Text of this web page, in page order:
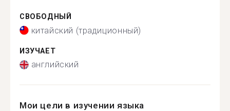
СВОБОДНЫЙ
китайский (традиционный)
ИЗУЧАЕТ
английский
Мои цели в изучении языка